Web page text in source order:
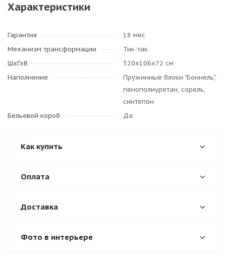
Характеристики
Гарантия
18 мес
Механизм трансформации
Тик-так
ШхГхВ
320х106х72 см
Наполнение
Пружинные блоки "Боннель",
пенополиуретан, сорель,
синтепон
Бельевой короб
Да
Как купить
Оплата
Доставка
Фото в интерьере